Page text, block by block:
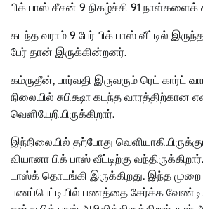
பிக் பாஸ் சீசன் 9 நிகழ்ச்சி 91 நாள்களைக்
கடந்த வராம் 9 பேர் பிக் பாஸ் வீட்டில்
பேர் தான் இருக்கின்றனர்.
கம்ருதீன், பார்வதி இருவரும் ரெட் கார்ட்
நிலையில் சுபிக்ஷா கடந்த வாரத்திற்கான
வெளியேறியிருக்கிறார்.
இந்நிலையில் தற்போது
வியானா பிக் பாஸ் வீட்டிற்கு
டாஸ்க் தொடங்கி இருக்கிறது. இந்த
பணப்பெட்டியில் பணத்தை சேர்க்க